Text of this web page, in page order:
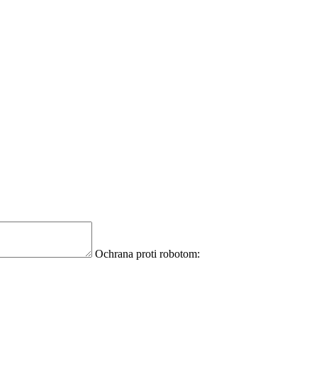
Ochrana proti robotom: